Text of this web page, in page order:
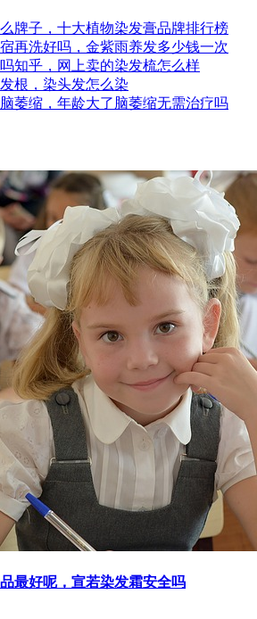
牌子，十大植物染发膏品牌排行榜
再洗好吗，金紫雨养发多少钱一次
知乎，网上卖的染发梳怎么样
根，染头发怎么染
萎缩，年龄大了脑萎缩无需治疗吗
最好呢，宣若染发霜安全吗